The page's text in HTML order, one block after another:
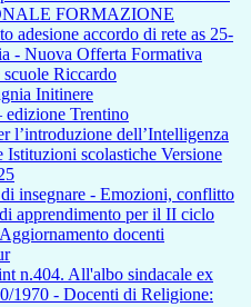
FORMAZIONE
adesione accordo di rete as 25-
- Nuova Offerta Formativa
scuole Riccardo
Initinere
edizione Trentino
l’introduzione dell’Intelligenza
scolastiche Versione
di insegnare - Emozioni, conflitto
apprendimento per il II ciclo
docenti
n.404. All'albo sindacale ex
1970 - Docenti di Religione: